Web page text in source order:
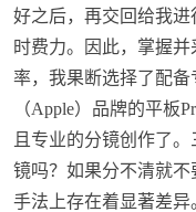
好之后，再交回给我
时费力。因此，掌握
率，我果断选择了配
（Apple）品牌的平板
且专业的分镜创作了
镜吗？如果分不清就
手法上存在着显著差